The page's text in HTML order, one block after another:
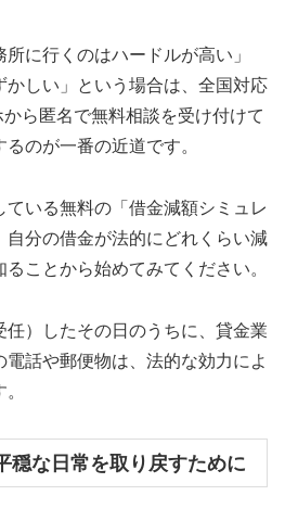
に行くのはハードルが高い」
かしい」という場合は、全国対応
ら匿名で無料相談を受け付けて
のが一番の近道です。
ている無料の「借金減額シミュレ
自分の借金が法的にどれくらい減
ことから始めてみてください。
）したその日のうちに、貸金業
話や郵便物は、法的な効力によ
穏な日常を取り戻すために